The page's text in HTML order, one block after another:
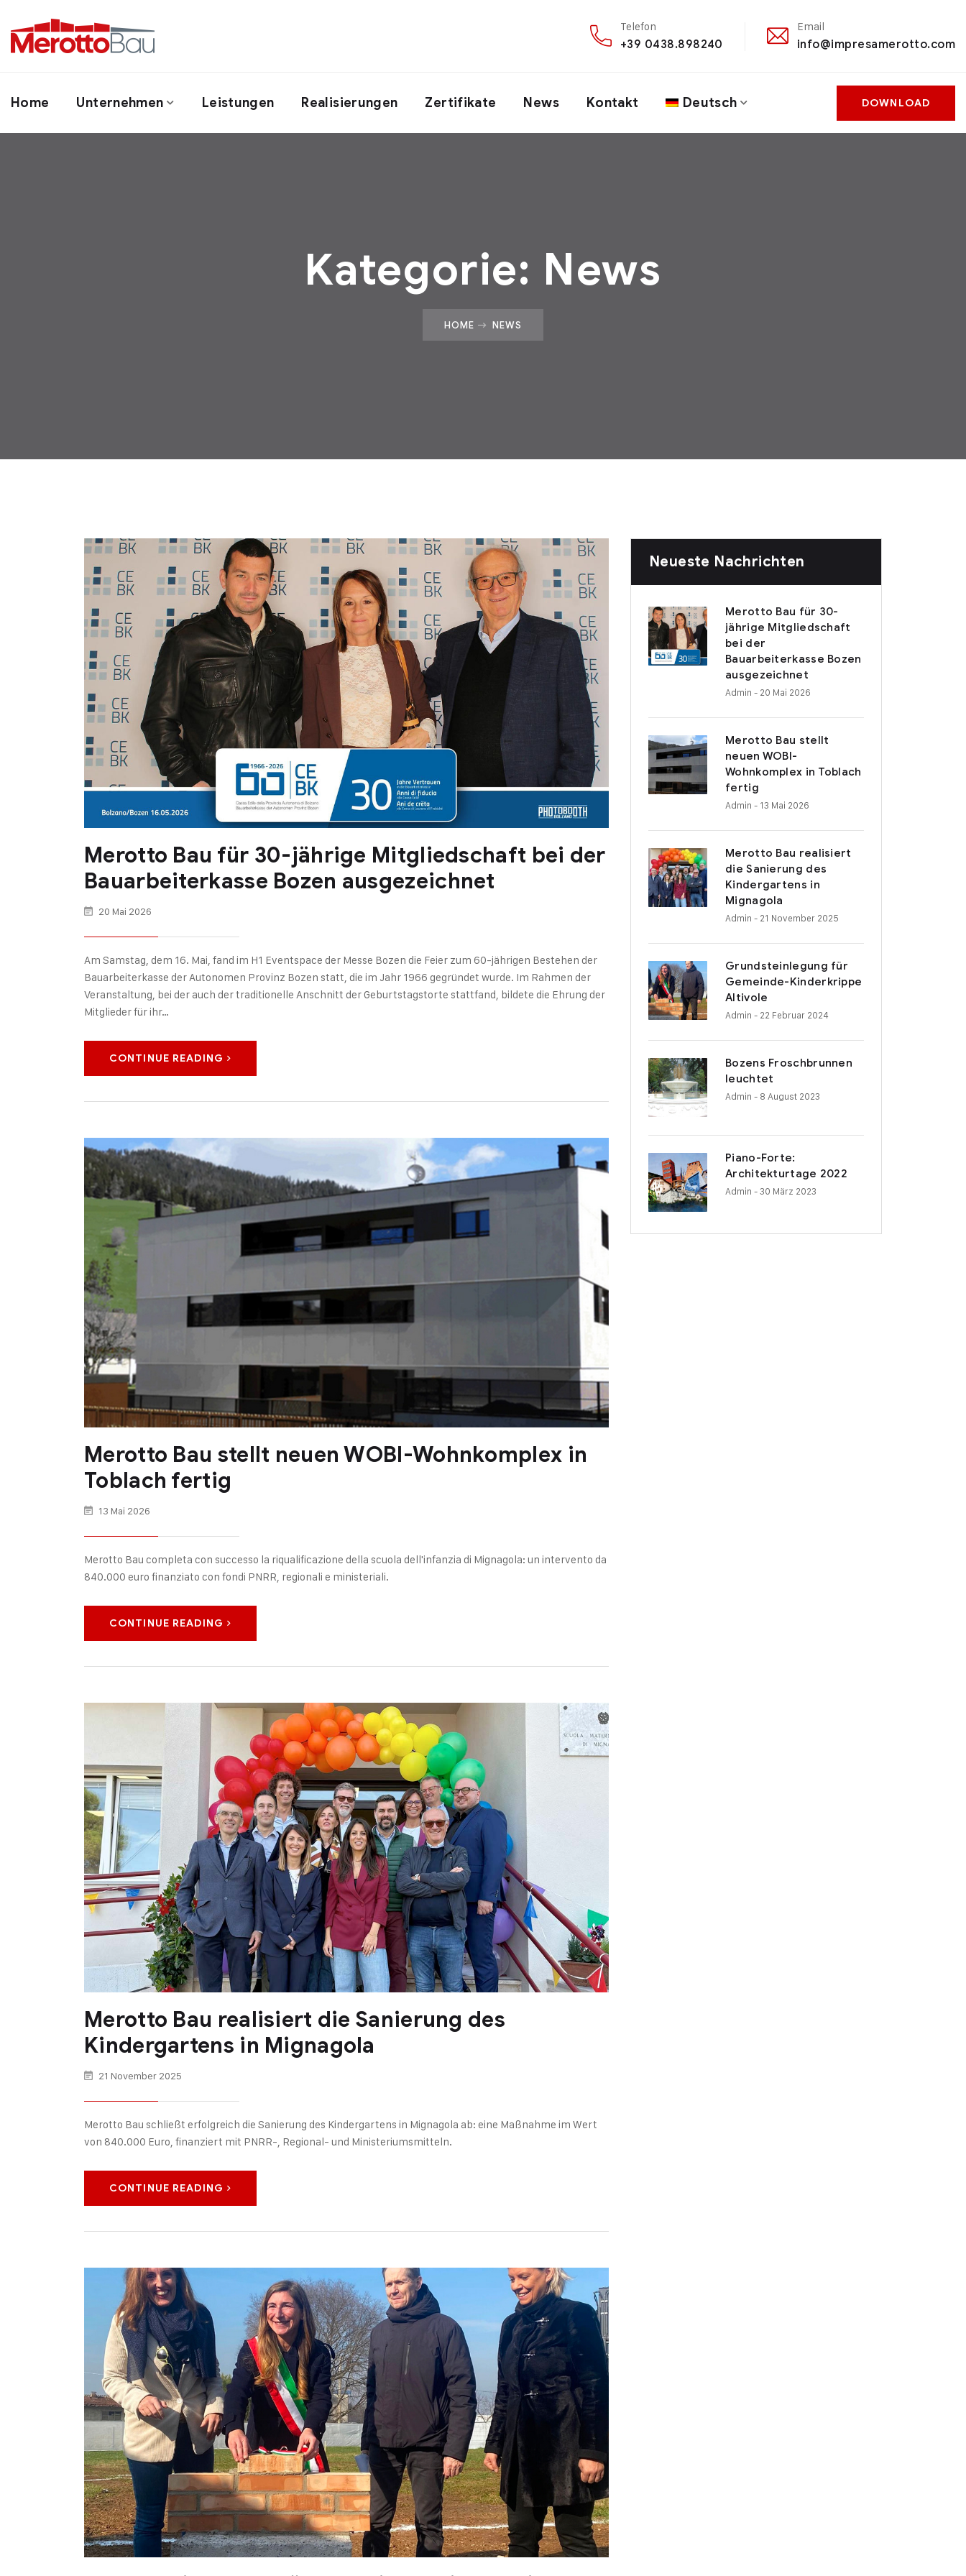
Telefon
+39 0438.898240
Email
info@impresamerotto.com
Home Unternehmen Leistungen Realisierungen Zertifikate News Kontakt Deutsch DOWNLOAD
Kategorie: News
HOME NEWS
Merotto Bau für 30-jährige Mitgliedschaft bei der
Bauarbeiterkasse Bozen ausgezeichnet
20 Mai 2026
Am Samstag, dem 16. Mai, fand im H1 Eventspace der Messe Bozen die Feier zum 60-jährigen Bestehen der
Bauarbeiterkasse der Autonomen Provinz Bozen statt, die im Jahr 1966 gegründet wurde. Im Rahmen der
Veranstaltung, bei der auch der traditionelle Anschnitt der Geburtstagstorte stattfand, bildete die Ehrung der
Mitglieder für ihr…
CONTINUE READING
Merotto Bau stellt neuen WOBI-Wohnkomplex in
Toblach fertig
13 Mai 2026
Merotto Bau completa con successo la riqualificazione della scuola dell'infanzia di Mignagola: un intervento da
840.000 euro finanziato con fondi PNRR, regionali e ministeriali.
CONTINUE READING
Merotto Bau realisiert die Sanierung des
Kindergartens in Mignagola
21 November 2025
Merotto Bau schließt erfolgreich die Sanierung des Kindergartens in Mignagola ab: eine Maßnahme im Wert
von 840.000 Euro, finanziert mit PNRR-, Regional- und Ministeriumsmitteln.
CONTINUE READING
Neueste Nachrichten
Merotto Bau für 30-
jährige Mitgliedschaft
bei der
Bauarbeiterkasse Bozen
ausgezeichnet
Admin - 20 Mai 2026
Merotto Bau stellt
neuen WOBI-
Wohnkomplex in Toblach
fertig
Admin - 13 Mai 2026
Merotto Bau realisiert
die Sanierung des
Kindergartens in
Mignagola
Admin - 21 November 2025
Grundsteinlegung für
Gemeinde-Kinderkrippe
Altivole
Admin - 22 Februar 2024
Bozens Froschbrunnen
leuchtet
Admin - 8 August 2023
Piano-Forte:
Architekturtage 2022
Admin - 30 März 2023